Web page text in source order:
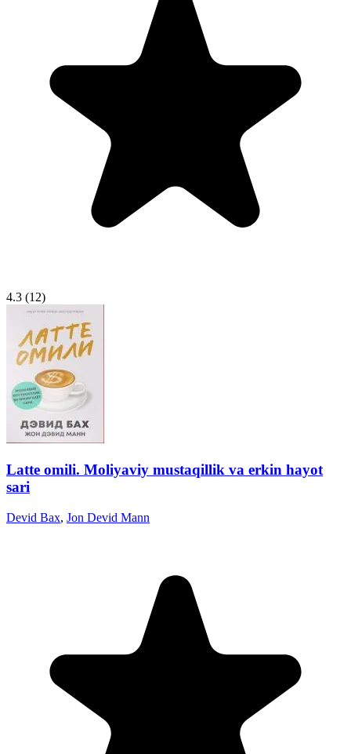
4.3 (12)
Latte omili. Moliyaviy mustaqillik va erkin hayot
sari
Devid Bax, Jon Devid Mann